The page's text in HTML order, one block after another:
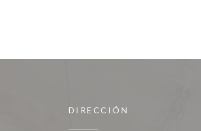
DIRECCIÓN